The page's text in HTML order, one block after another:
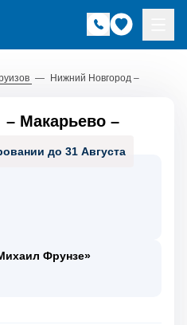
— Нижний Новгород –
до 31 Августа
– Макарьево –
Фрунзе»